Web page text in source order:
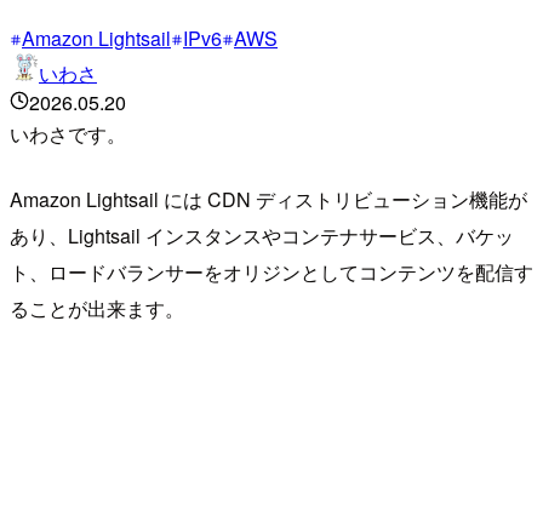
Amazon Lightsail IPv6 AWS
いわさ
2026.05.20
いわさです。
Amazon Lightsail には CDN ディストリビューション機能が
あり、Lightsail インスタンスやコンテナサービス、バケッ
ト、ロードバランサーをオリジンとしてコンテンツを配信す
ることが出来ます。